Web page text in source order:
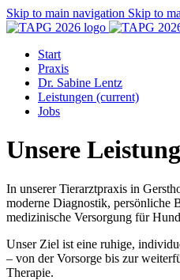
Skip to main navigation Skip to
Start
Praxis
Dr. Sabine Lentz
Leistungen (current)
Jobs
Unsere
In unserer Tierarztpraxis in
moderne Diagnostik, persönliche
medizinische Versorgung für
Unser Ziel ist eine ruhige,
– von der Vorsorge bis zur
Therapie.